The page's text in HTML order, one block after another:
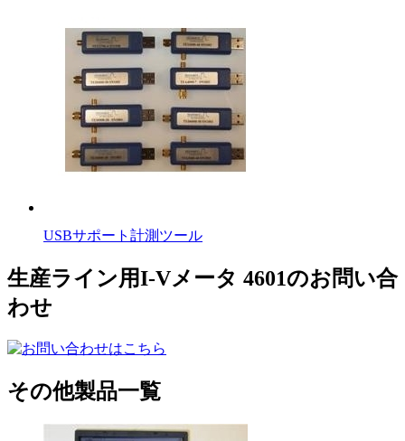
USBサポート計測ツール
生産ライン用I-Vメータ 4601のお問い合
わせ
その他製品一覧